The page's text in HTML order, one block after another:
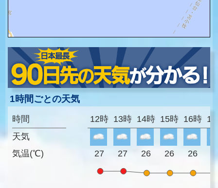
1時間ごとの天気
時間
天気
気温(℃)
12時 13時 14時 15時 16時
27 27 26 26 26